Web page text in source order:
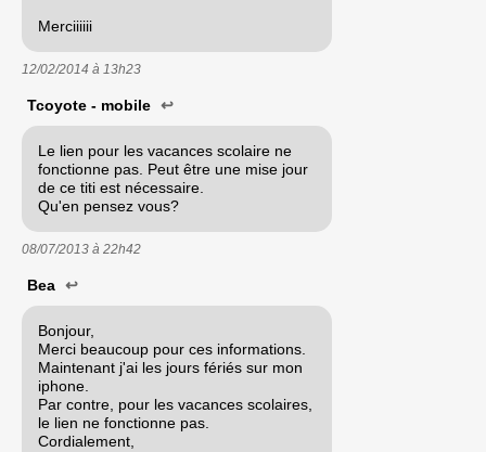
Merciiiiii
12/02/2014 à 13h23
Tcoyote - mobile ↩
Le lien pour les vacances scolaire ne
fonctionne pas. Peut être une mise jour
de ce titi est nécessaire.
Qu'en pensez vous?
08/07/2013 à 22h42
Bea ↩
Bonjour,
Merci beaucoup pour ces informations.
Maintenant j'ai les jours fériés sur mon
iphone.
Par contre, pour les vacances scolaires,
le lien ne fonctionne pas.
Cordialement,